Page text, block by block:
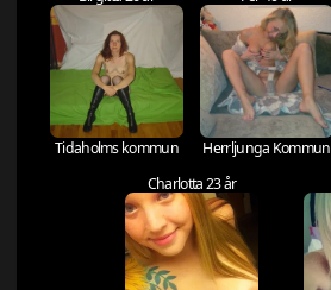
Tidaholms kommun Herrljunga Kommun
Charlotta 23 år